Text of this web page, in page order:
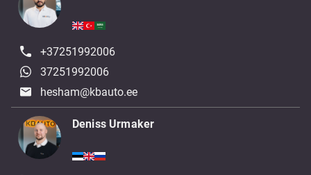
+37251992006
37251992006
hesham@kbauto.ee
Deniss Urmaker